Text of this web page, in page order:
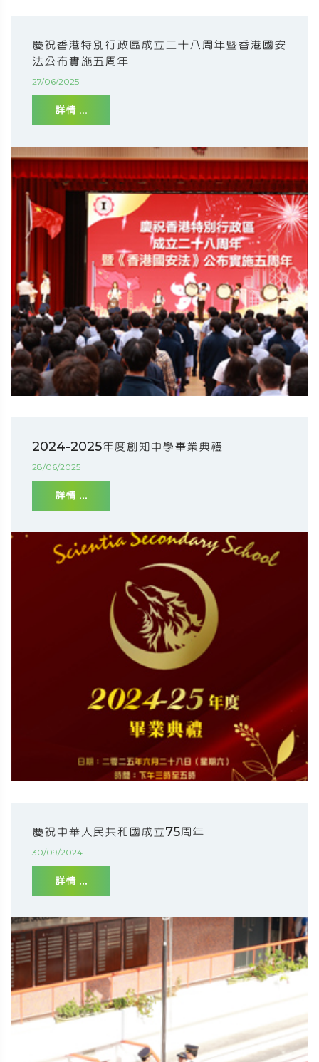
慶祝香港特別行政區成立二十八周年暨香港國安
法公布實施五周年
27/06/2025
詳情 ...
2024-2025年度創知中學畢業典禮
28/06/2025
詳情 ...
慶祝中華人民共和國成立75周年
30/09/2024
詳情 ...